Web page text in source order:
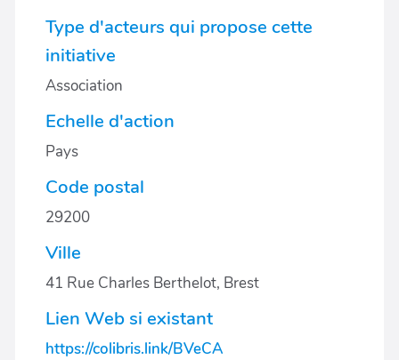
Type d'acteurs qui propose cette
initiative
Association
Echelle d'action
Pays
Code postal
29200
Ville
41 Rue Charles Berthelot, Brest
Lien Web si existant
https://colibris.link/BVeCA